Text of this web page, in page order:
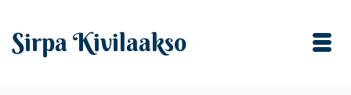
Sirpa Kivilaakso